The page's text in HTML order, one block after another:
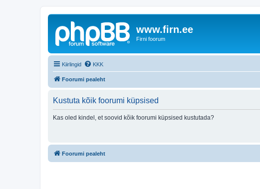
www.firn.ee
Firni foorum
Kiirlingid KKK
Foorumi pealeht
Kustuta kõik foorumi küpsised
Kas oled kindel, et soovid kõik foorumi küpsised kustutada?
Foorumi pealeht